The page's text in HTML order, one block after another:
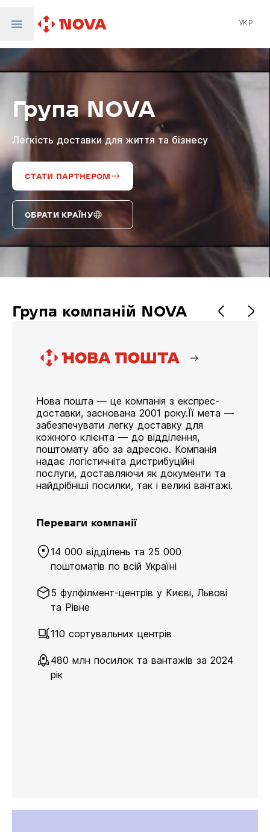
Nova Global
Nova Digital
УКР
Група NOVA
Легкість доставки для життя та бізнесу
СТАТИ ПАРТНЕРОМ
ОБРАТИ КРАЇНУ
Група компаній NOVA
Нова пошта — це компанія з експрес-
доставки, заснована 2001 року.Її мета —
забезпечувати легку доставку для
кожного клієнта — до відділення,
поштомату або за адресою. Компанія
надає логістичніта дистрибуційні
послуги, доставляючи як документи та
найдрібніші посилки, так і великі вантажі.
Переваги компанії
14 000 відділень та 25 000
поштоматів по всій Україні
5 фулфілмент-центрів у Києві, Львові
та Рівне
110 сортувальних центрів
480 млн посилок та вантажів за 2024
рік